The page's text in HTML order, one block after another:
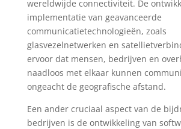
wereldwijde connectiviteit. De
implementatie van geavanceerde
communicatietechnologieën, zoals
glasvezelnetwerken en
ervoor dat mensen, bedrijven en
naadloos met elkaar kunnen
ongeacht de geografische afstand.
Een ander cruciaal aspect van de
bedrijven is de ontwikkeling van